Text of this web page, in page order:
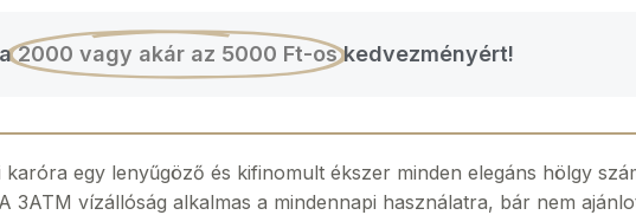
2000 vagy akár az 5000 Ft-os kedvezményért!
karóra egy lenyűgöző és kifinomult ékszer minden elegáns hölgy
3ATM vízállóság alkalmas a mindennapi használatra, bár nem